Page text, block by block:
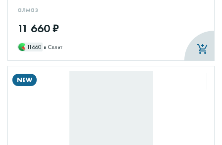
алмаз
11 660 ₽
11660 в Сплит
NEW